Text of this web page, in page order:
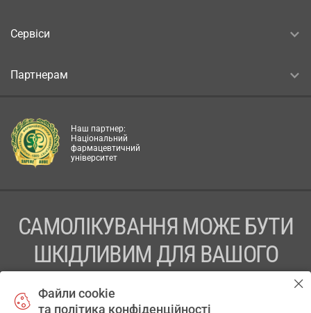
Сервіси
Партнерам
Наш партнер:
Національний
фармацевтичний
університет
САМОЛІКУВАННЯ МОЖЕ БУТИ
ШКІДЛИВИМ ДЛЯ ВАШОГО
Файли cookie
та політика конфіденційності